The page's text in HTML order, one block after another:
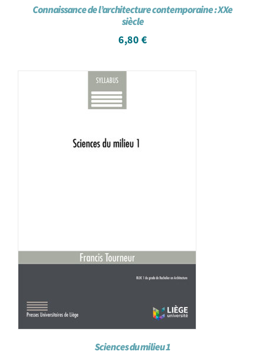
Connaissance de l’architecture contemporaine : XXe
siècle
6,80 €
Sciences du milieu 1